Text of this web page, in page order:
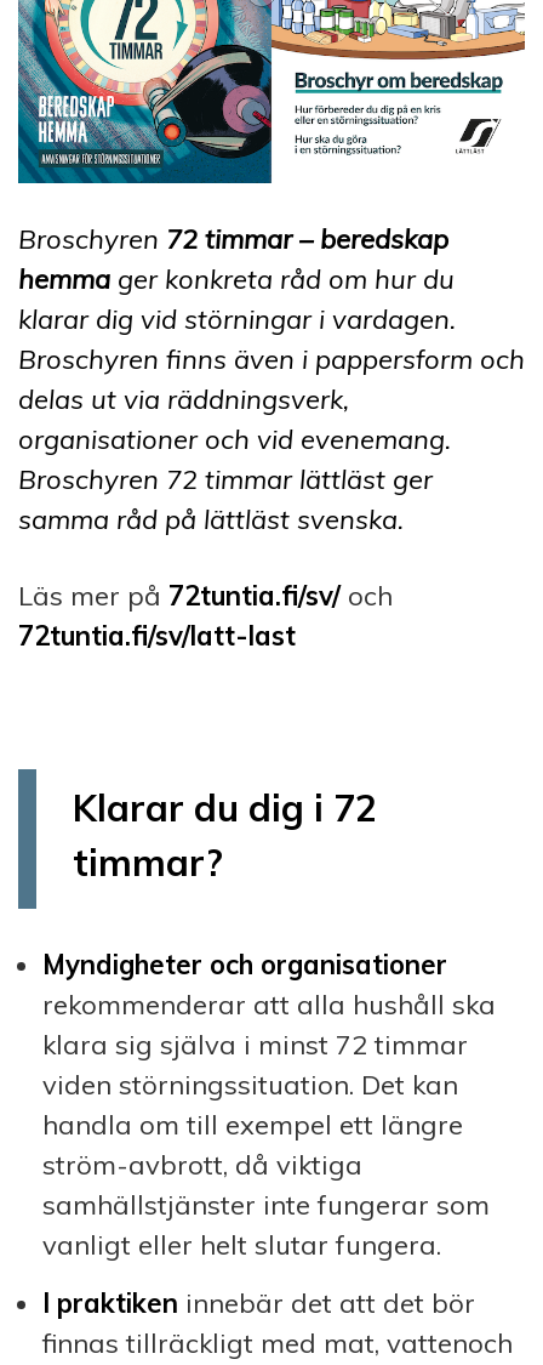
Broschyren 72 timmar – beredskap
hemma ger konkreta råd om hur du
klarar dig vid störningar i vardagen.
Broschyren finns även i pappersform och
delas ut via räddningsverk,
organisationer och vid evenemang.
Broschyren 72 timmar lättläst ger
samma råd på lättläst svenska.
Läs mer på 72tuntia.fi/sv/och
72tuntia.fi/sv/latt-last
Klarar du dig i 72
timmar?
Myndigheter och organisationer
rekommenderar att alla hushåll ska
klara sig själva i minst 72 timmar
viden störningssituation. Det kan
handla om till exempel ett längre
ström-avbrott, då viktiga
samhällstjänster inte fungerar som
vanligt eller helt slutar fungera.
I praktiken innebär det att det bör
finnas tillräckligt med mat, vattenoch